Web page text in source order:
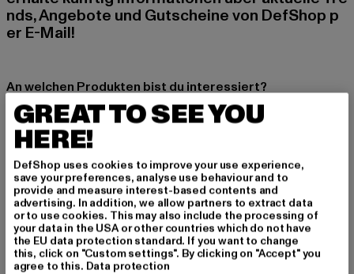
nds, Angebote und Gutscheine von DefShop p
er E-Mail!
An welchen Produkten bist du interessiert?
MÄNNER
FRAUEN
E-MAIL
ANMELDEN
Informationen dazu, wie DefShop mit Deinen Daten umgeht, findest Du
in unserer Datenschutzerklärung. Du kannst Dich jederzeit kostenfei
abmelden.Datenschutzerklärung lesen.
GREAT TO SEE YOU
HERE!
DefShop uses cookies to improve your use experience,
save your preferences, analyse use behaviour and to
provide and measure interest-based contents and
advertising. In addition, we allow partners to extract data
or to use cookies. This may also include the processing of
your data in the USA or other countries which do not have
the EU data protection standard. If you want to change
this, click on "Custom settings". By clicking on "Accept" you
agree to this. Data protection